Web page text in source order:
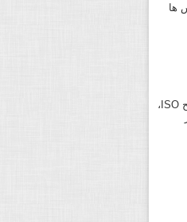
درک نوردهی – همراه با توضیح ISO،